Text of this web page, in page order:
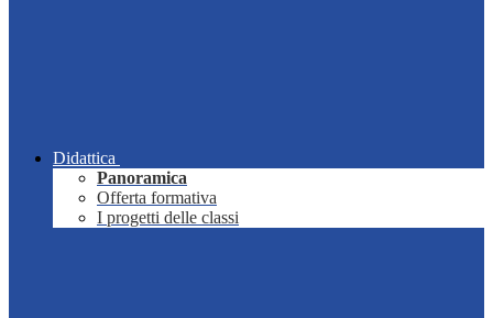
Didattica
Panoramica
Offerta formativa
I progetti delle classi